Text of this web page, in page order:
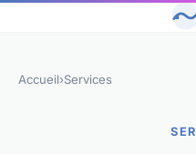
Accueil›Services